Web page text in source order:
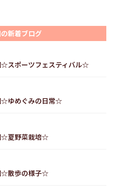
新着ブログ
☆スポーツフェスティバル☆
☆ゆめぐみの日常☆
☆夏野菜栽培☆
☆散歩の様子☆